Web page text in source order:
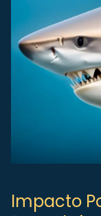
Impacto